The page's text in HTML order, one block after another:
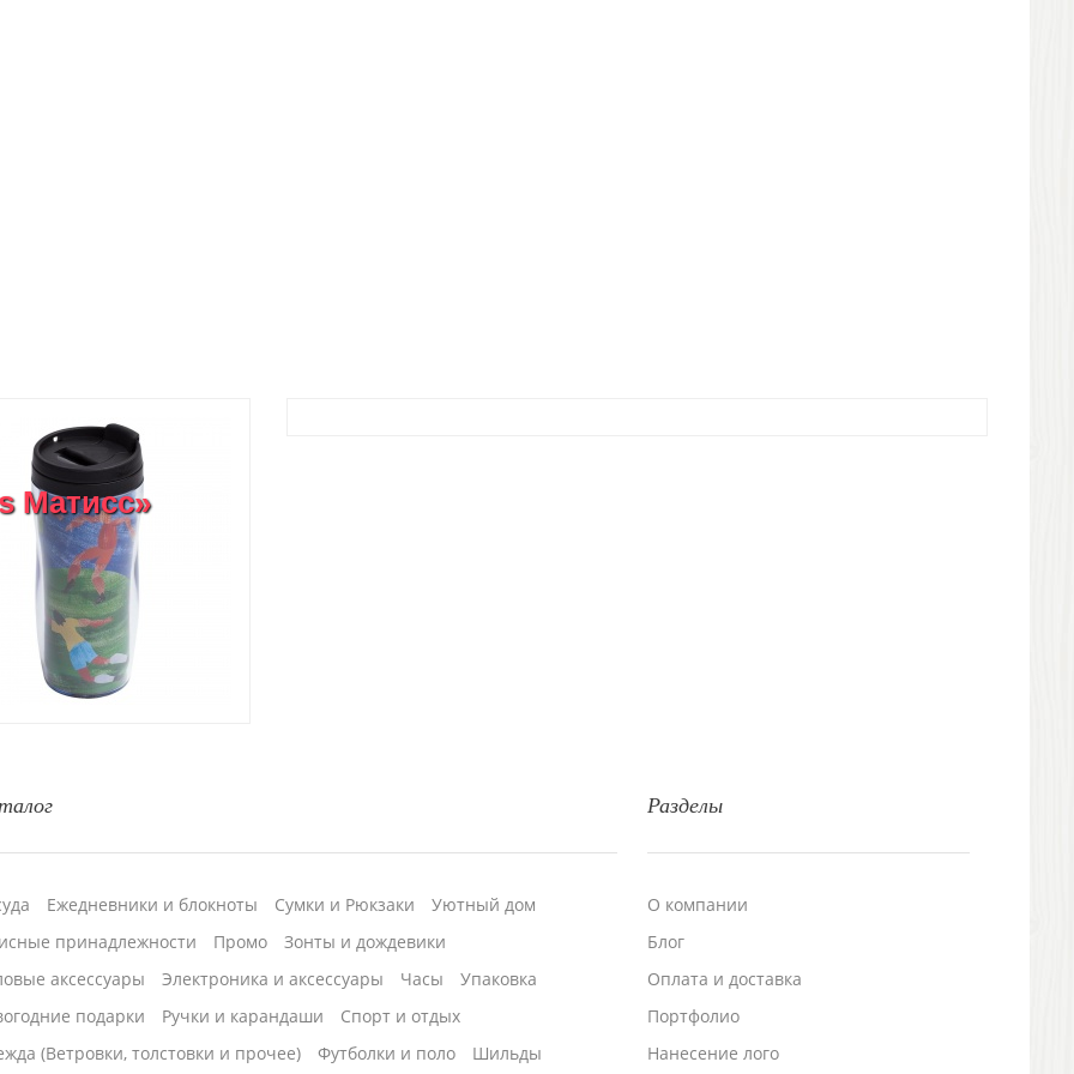
Матисс»
Разделы
О компании
Блог
Оплата и доставка
Портфолио
Нанесение лого
Ежедневники и блокноты Сумки и Рюкзаки
Уютный дом
принадлежности
Промо
Зонты и дождевики
аксессуары
Электроника и аксессуары Часы
Упаковка
подарки
Ручки и карандаши
Спорт и отдых
(Ветровки, толстовки и прочее)
Футболки и поло Шильды